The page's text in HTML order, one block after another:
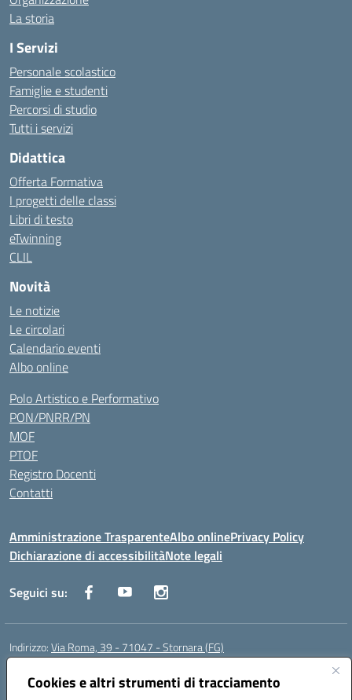
Cookies e altri strumenti di tracciamento
La storia
I Servizi
Personale scolastico
Famiglie e studenti
Percorsi di studio
Tutti i servizi
Didattica
Offerta Formativa
I progetti delle classi
Libri di testo
eTwinning
CLIL
Novità
Le notizie
Le circolari
Calendario eventi
Albo online
Polo Artistico e Performativo
PON/PNRR/PN
MOF
PTOF
Registro Docenti
Contatti
Amministrazione TrasparenteAlbo onlinePrivacy Policy
Dichiarazione di accessibilitàNote legali
Seguici su:
Indirizzo:Via Roma, 39 - 71047 - Stornara (FG)
Centralino:
Posta elettronica certificata (PEC):FGIC83700P@pec.istruzione.it